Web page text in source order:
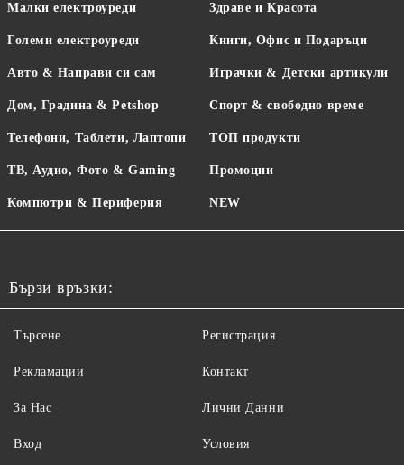
Малки електроуреди
Големи електроуреди
Авто & Направи си сам
Дом, Градина & Petshop
Телефони, Таблети, Лаптопи
ТВ, Аудио, Фото & Gaming
Компютри & Периферия
Здраве и Красота
Книги, Офис и Подаръци
Играчки & Детски артикули
Спорт & свободно време
ТОП продукти
Промоции
NEW
Бързи връзки:
Търсене
Рекламации
За Нас
Вход
Регистрация
Контакт
Лични Данни
Условия